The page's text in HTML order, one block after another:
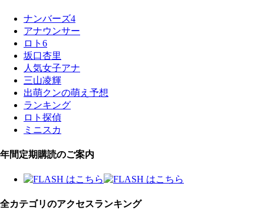
ナンバーズ4
アナウンサー
ロト6
坂口杏里
人気女子アナ
三山凌輝
出萌クンの萌え予想
ランキング
ロト探偵
ミニスカ
年間定期購読のご案内
全カテゴリのアクセスランキング